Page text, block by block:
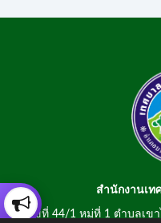
สำนักงานเท
เลขที่ 44/1 หมู่ที่ 1 ตำบลเข